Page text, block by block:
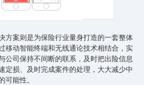
方案则是为保险行业量身打造的一套整体
移动智能终端和无线通论技术相结合，实
公司保持不间断的联系，及时把出险信息
定损、及时完成案件的处理，大大减少中
可能性。